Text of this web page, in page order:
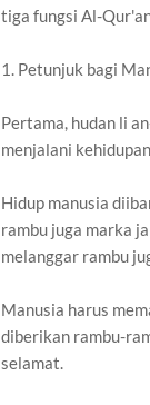
tiga fungsi Al-
1. Petunjuk bagi
Pertama, hudan li
menjalani
Hidup manusia
rambu juga marka
melanggar rambu
Manusia harus
diberikan rambu-
selamat.